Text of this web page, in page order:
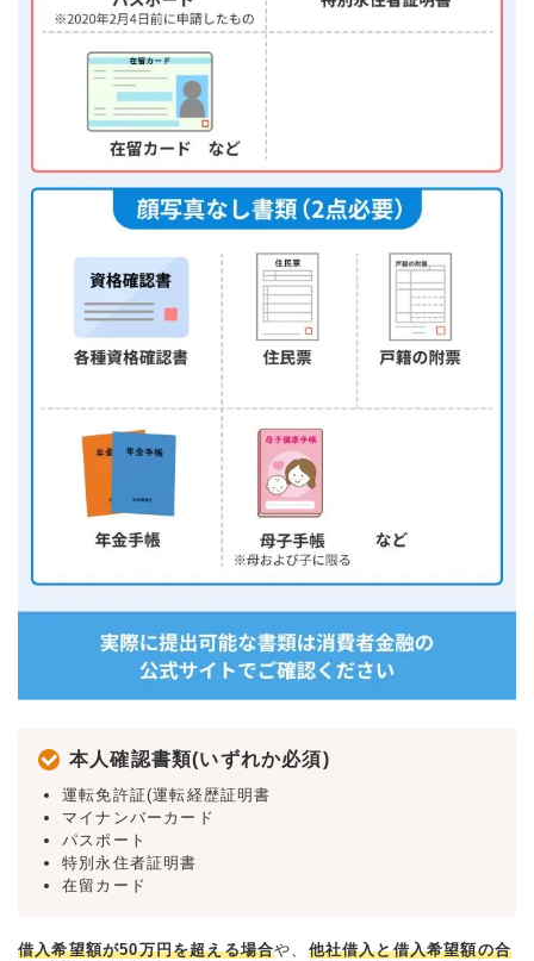
本人確認書類(いずれか必須)
運転免許証(運転経歴証明書
マイナンバーカード
パスポート
特別永住者証明書
在留カード
借入希望額が50万円を超える場合や、 他社借入と借入希望額の合